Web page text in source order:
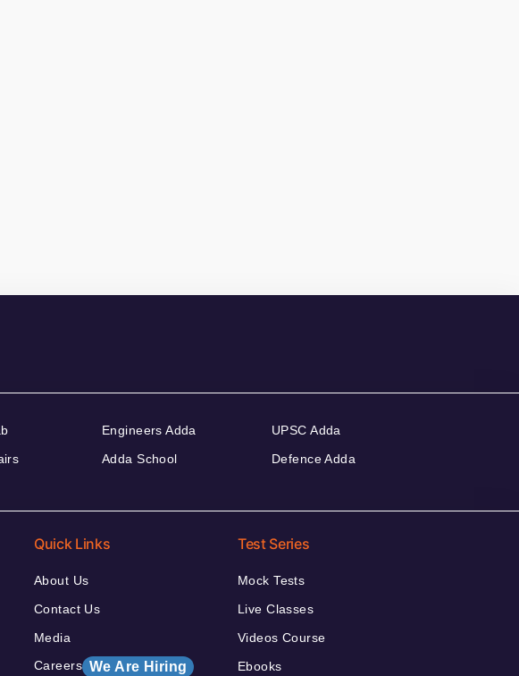
Engineers Adda
Adda School
UPSC Adda
Defence Adda
Quick Links
About Us
Contact Us
Media
Careers We Are Hiring
Test Series
Mock Tests
Live Classes
Videos Course
Ebooks